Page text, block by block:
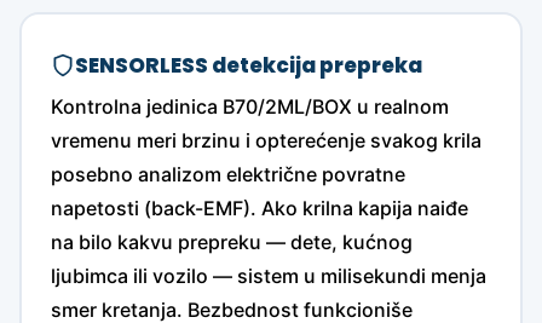
SENSORLESS detekcija prepreka
Kontrolna jedinica B70/2ML/BOX u realnom
vremenu meri brzinu i opterećenje svakog krila
posebno analizom električne povratne
napetosti (back-EMF). Ako krilna kapija naiđe
na bilo kakvu prepreku — dete, kućnog
ljubimca ili vozilo — sistem u milisekundi menja
smer kretanja. Bezbednost funkcioniše